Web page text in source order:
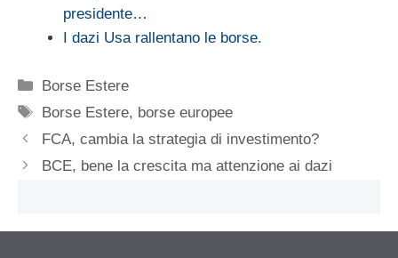
presidente…
I dazi Usa rallentano le borse.
Categorie
Borse Estere
Tag
Borse Estere, borse europee
FCA, cambia la strategia di investimento?
BCE, bene la crescita ma attenzione ai dazi